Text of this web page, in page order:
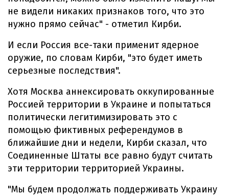
не видели никаких признаков того, что это
нужно прямо сейчас" - отметил Кирби.
И если Россия все-таки применит ядерное
оружие, по словам Кирби, "это будет иметь
серьезные последствия".
Хотя Москва аннексировать оккупированные
Россией территории в Украине и попытаться
политически легитимизировать это с
помощью фиктивных референдумов в
ближайшие дни и недели, Кирби сказал, что
Соединенные Штаты все равно будут считать
эти территории территорией Украины.
"Мы будем продолжать поддерживать Украину